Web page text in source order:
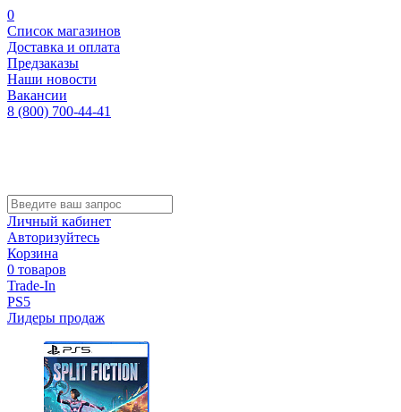
0
Список магазинов
Доставка и оплата
Предзаказы
Наши новости
Вакансии
8 (800) 700-44-41
Личный кабинет
Авторизуйтесь
Корзина
0 товаров
Trade-In
PS5
Лидеры продаж